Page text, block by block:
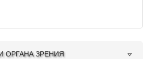
ОРГАНА ЗРЕНИЯ